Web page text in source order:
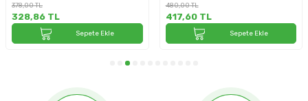
378,00TL
328,86 TL
Sepete Ekle
480,00TL
417,60TL
Sepete Ekle